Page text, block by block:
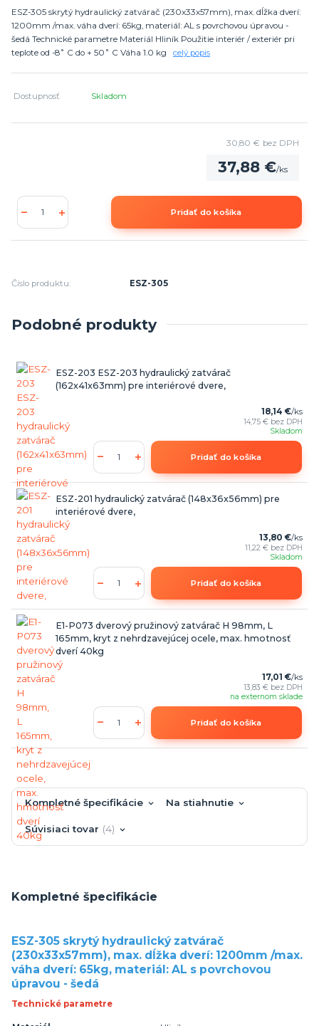
ESZ-305 skrytý hydraulický zatvárač (230x33x57mm), max. dĺžka dverí:
1200mm /max. váha dverí: 65kg, materiál: AL s povrchovou úpravou -
šedá Technické parametre Materiál Hliník Použitie interiér / exteriér pri
teplote od -8˚ C do + 50˚ C Váha 1.0 kg celý popis
Dostupnosť Skladom
37,88 €/ks
30,80 € bez DPH
Pridať do košíka
Číslo produktu: ESZ-305
Podobné produkty
ESZ-203 ESZ-203 hydraulický zatvárač
(162x41x63mm) pre interiérové dvere,
18,14 €/ks
14,75 € bez DPH
Skladom
Pridať do košíka
ESZ-201 hydraulický zatvárač (148x36x56mm) pre
interiérové dvere,
13,80 €/ks
11,22 € bez DPH
Skladom
Pridať do košíka
E1-P073 dverový pružinový zatvárač H 98mm, L
165mm, kryt z nehrdzavejúcej ocele, max. hmotnosť
dverí 40kg
17,01 €/ks
13,83 € bez DPH
na externom sklade
Pridať do košíka
Kompletné špecifikácie Na stiahnutie
Súvisiaci tovar 4
Kompletné špecifikácie
ESZ-305 skrytý hydraulický zatvárač
(230x33x57mm), max. dĺžka dverí: 1200mm /max.
váha dverí: 65kg, materiál: AL s povrchovou
úpravou - šedá
Technické parametre